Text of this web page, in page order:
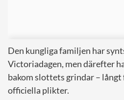
Den kungliga familjen har
Victoriadagen, men därefter
bakom slottets grindar –
officiella plikter.